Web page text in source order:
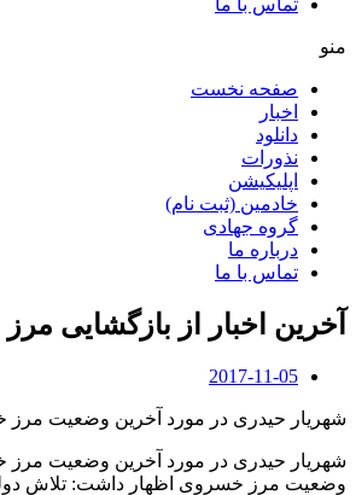
منو
صفحه نخست
اخبار
دانلود
نذورات
اپلیکیشن
خادمین (ثبت نام)
گروه جهادی
درباره ما
تماس با ما
آخرین اخبار از بازگشایی
2017-11-05
شهریار حیدری در مورد آخرین وضعیت مرز
شهریار حیدری در مورد آخرین وضعیت مرز
وضعیت مرز خسروی اظهار داشت: تلاش دولت